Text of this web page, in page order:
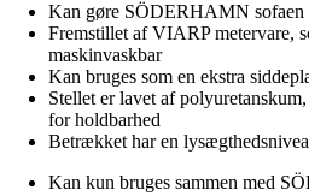
Kan gøre SÖDERHAMN sofaen
Fremstillet af VIARP metervare,
maskinvaskbar
Kan bruges som en ekstra
Stellet er lavet af
for holdbarhed
Betrækket har en
Kan kun bruges sammen med